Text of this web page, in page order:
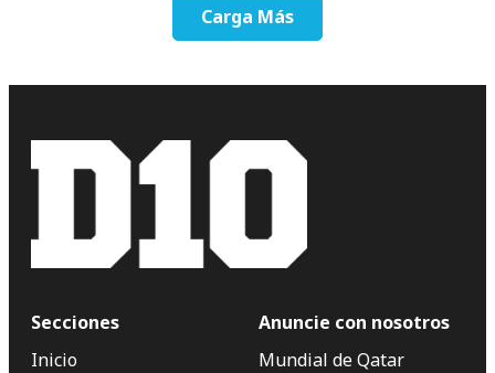
Carga Más
Secciones
Inicio
Anuncie con nosotros
Mundial de Qatar